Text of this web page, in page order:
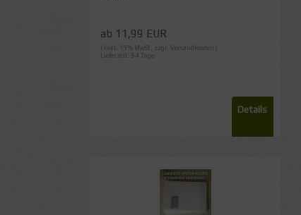
ab 11,99 EUR
( inkl. 19 % MwSt. zzgl. Versandkosten )
Lieferzeit:3-4 Tage
Details